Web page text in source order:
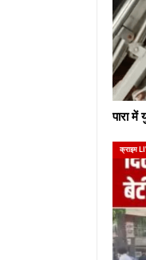
पारा
क्राइम